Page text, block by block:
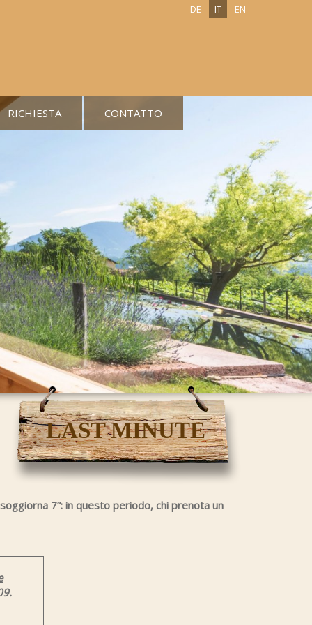
DE IT EN
RICHIESTA CONTATTO
LAST MINUTE
7”: in questo periodo, chi prenota un